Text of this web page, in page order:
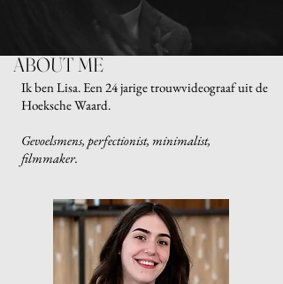
ABOUT ME
Ik ben Lisa. Een 24 jarige trouwvideograaf uit de
Hoeksche Waard.
Gevoelsmens, perfectionist, minimalist,
filmmaker.